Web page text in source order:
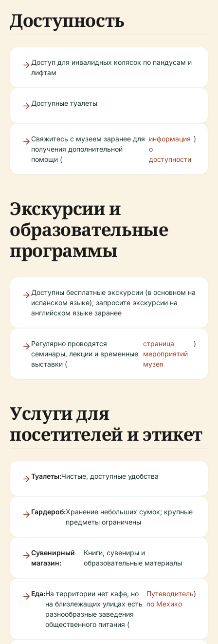
Доступность
Доступ для инвалидных колясок по пандусам и
лифтам
Доступные туалеты
Свяжитесь с музеем заранее для
получения дополнительной
помощи (
информация
о
доступности
)
Экскурсии и
образовательные
программы
Доступны бесплатные экскурсии (в основном на
испанском языке); запросите экскурсии на
английском языке заранее
Регулярно проводятся
семинары, лекции и временные
выставки (
страница
мероприятий
музея
)
Услуги для
посетителей и этикет
Туалеты:Чистые, доступные удобства
Гардероб:Хранение небольших сумок; крупные
предметы ограничены
Сувенирный
магазин:
Книги, сувениры и
образовательные материалы
Еда:На территории нет кафе, но
на близлежащих улицах есть
разнообразные заведения
общественного питания (
Путеводитель
по Мехико
)